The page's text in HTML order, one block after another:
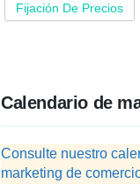
Fijación De Precios
Calendario de
Consulte nuestro
marketing de